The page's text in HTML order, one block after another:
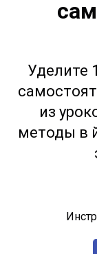
Уделите
из
методы в